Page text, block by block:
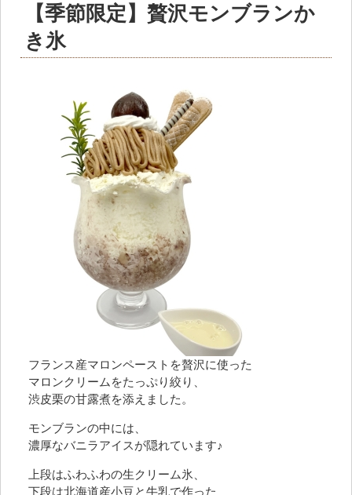
【季節限定】贅沢モンブランか
き氷
フランス産マロンペーストを贅沢に使った
マロンクリームをたっぷり絞り、
渋皮栗の甘露煮を添えました。
モンブランの中には、
濃厚なバニラアイスが隠れています♪
上段はふわふわの生クリーム氷、
下段は北海道産小豆と牛乳で作った